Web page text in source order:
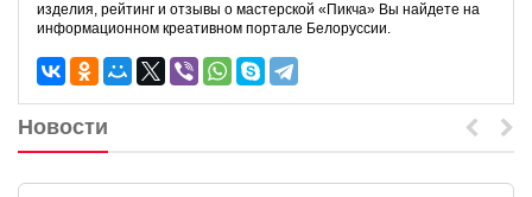
изделия, рейтинг и отзывы о мастерской «Пикча» Вы найдете на
информационном креативном портале Белоруссии.
Новости